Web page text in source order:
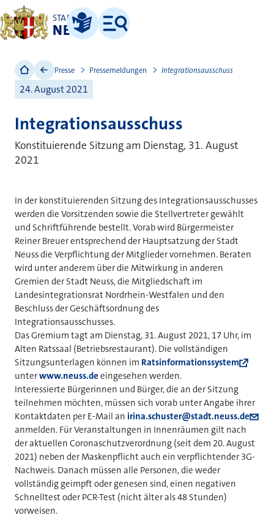
STADT
NEUSS
Leichte Sprache
Menü
Presse Pressemeldungen Integrationsausschuss
24. August 2021
Integrationsausschuss
Konstituierende Sitzung am Dienstag, 31. August
2021
In der konstituierenden Sitzung des Integrationsausschusses
werden die Vorsitzenden sowie die Stellvertreter gewählt
und Schriftführende bestellt. Vorab wird Bürgermeister
Reiner Breuer entsprechend der Hauptsatzung der Stadt
Neuss die Verpflichtung der Mitglieder vornehmen. Beraten
wird unter anderem über die Mitwirkung in anderen
Gremien der Stadt Neuss, die Mitgliedschaft im
Landesintegrationsrat Nordrhein-Westfalen und den
Beschluss der Geschäftsordnung des
Integrationsausschusses.
Das Gremium tagt am Dienstag, 31. August 2021, 17 Uhr, im
Alten Ratssaal (Betriebsrestaurant). Die vollständigen
Sitzungsunterlagen können im Ratsinformationssystem
unterwww.neuss.de eingesehen werden.
Interessierte Bürgerinnen und Bürger, die an der Sitzung
teilnehmen möchten, müssen sich vorab unter Angabe ihrer
Kontaktdaten per E-Mail an irina.schuster@stadt.neuss.de
anmelden. Für Veranstaltungen in Innenräumen gilt nach
der aktuellen Coronaschutzverordnung (seit dem 20. August
2021) neben der Maskenpflicht auch ein verpflichtender 3G-
Nachweis. Danach müssen alle Personen, die weder
vollständig geimpft oder genesen sind, einen negativen
Schnelltest oder PCR-Test (nicht älter als 48 Stunden)
vorweisen.